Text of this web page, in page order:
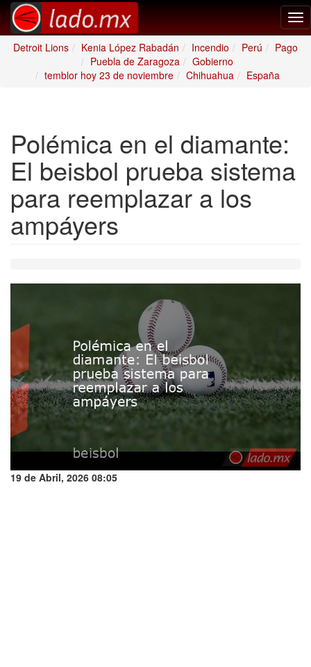
Detroit Lions
Kenia López Rabadán Incendio Perú
Pago
Puebla de Zaragoza
Gobierno
temblor hoy 23 de noviembre
Chihuahua España
Polémica en el diamante:
El beisbol prueba sistema
para reemplazar a los
ampáyers
19 de Abril, 2026 08:05